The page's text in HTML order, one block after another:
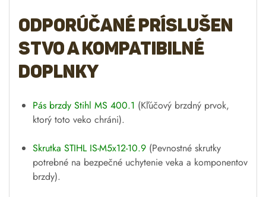
Odporúčané príslušen
stvo a kompatibilné
doplnky
Pás brzdy Stihl MS 400.1 (Kľúčový brzdný prvok,
ktorý toto veko chráni).
Skrutka STIHL IS-M5x12-10.9 (Pevnostné skrutky
potrebné na bezpečné uchytenie veka a komponentov
brzdy).